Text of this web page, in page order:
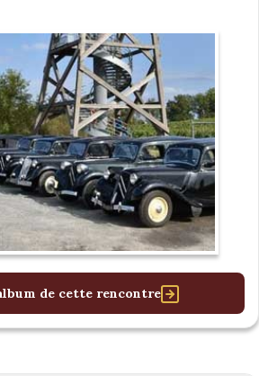
de cette rencontre